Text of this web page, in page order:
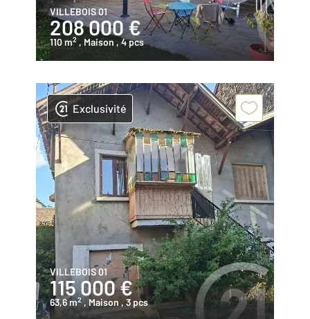
VILLEBOIS 01
208 000 €
110 m2 , Maison , 4 pcs
Exclusivité
VILLEBOIS 01
115 000 €
63,6 m2 , Maison , 3 pcs